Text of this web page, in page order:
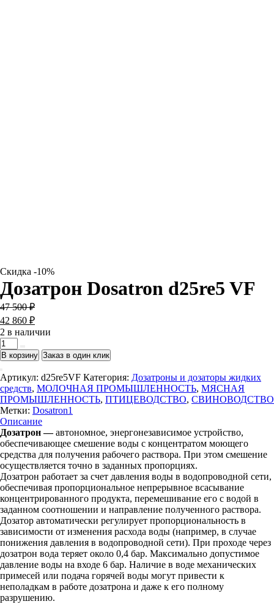
Скидка -10%
Дозатрон Dosatron d25re5 VF
47 500₽
Первоначальная
цена
составляла
47
500 ₽.
42 860 ₽
Текущая
цена:
42
860 ₽.
2 в наличии
Количество
товара
Дозатрон
Dosatron
d25re5
VF
В корзину Заказ в один клик
Артикул: d25re5VF Категория: Дозатроны и дозаторы жидких
средств, МОЛОЧНАЯ ПРОМЫШЛЕННОСТЬ, МЯСНАЯ
ПРОМЫШЛЕННОСТЬ, ПТИЦЕВОДСТВО, СВИНОВОДСТВО
Метки: Dosatron1
Описание
Дозатрон —автономное, энергонезависимое устройство,
обеспечивающее смешение воды с концентратом моющего
средства для получения рабочего раствора. При этом смешение
осуществляется точно в заданных пропорциях.
Дозатрон работает за счет давления воды в водопроводной сети,
обеспечивая пропорциональное непрерывное всасывание
концентрированного продукта, перемешивание его с водой в
заданном соотношении и направление полученного раствора.
Дозатор автоматически регулирует пропорциональность в
зависимости от изменения расхода воды (например, в случае
понижения давления в водопроводной сети). При проходе через
дозатрон вода теряет около 0,4 бар. Максимально допустимое
давление воды на входе 6 бар. Наличие в воде механических
примесей или подача горячей воды могут привести к
неполадкам в работе дозатрона и даже к его полному
разрушению.